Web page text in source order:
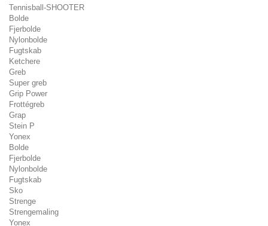
Tennisball-SHOOTER
Bolde
Fjerbolde
Nylonbolde
Fugtskab
Ketchere
Greb
Super greb
Grip Power
Frottégreb
Grap
Stein P
Yonex
Bolde
Fjerbolde
Nylonbolde
Fugtskab
Sko
Strenge
Strengemaling
Yonex